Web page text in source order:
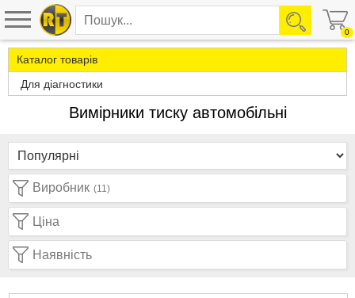
0
Каталог товарів
Для діагностики
Вимірники тиску автомобільні
Виробник (11)
Ціна
Наявність